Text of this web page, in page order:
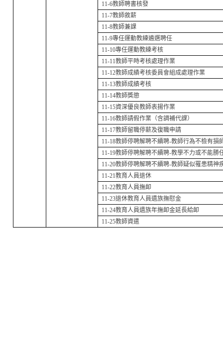
11-6教師聘書核發
11-7教師敘薪
11-8教師兼課
11-9專任運動教練遴選聘任
11-10專任運動教練考核
11-11教師平時考核處理作業
11-12教師成績考核委員會組成處理作業
11-13教師成績考核
11-14教師獎懲
11-15資深優良教師表揚作業
11-16教師請假作業（含調補代課）
11-17教師留職停薪及復職申請
11-18教師停聘解聘不續聘-教師行為不檢有損
11-19教師停聘解聘不續聘-教學不力或不能勝
11-20教師停聘解聘不續聘-教師疑似罹患精神
11-21教育人員退休
11-22教育人員撫卹
11-23退休教育人員遺族撫慰金
11-24教育人員遺族年撫卹金延長給卹
11-25教師資遣